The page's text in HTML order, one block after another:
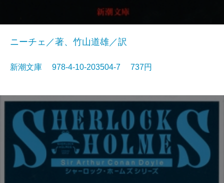
ニーチェ／著、竹山道雄／訳
新潮文庫 978-4-10-203504-7 737円